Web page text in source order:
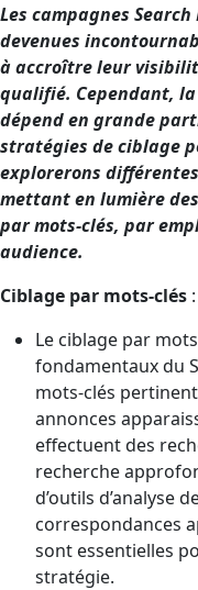
Les campagnes
devenues
à accroître leur
qualifié. Cependant, la
dépend en grande
stratégies de ciblage
explorerons
mettant en lumière
par mots-clés, par
audience.
Ciblage par mots-clés :
Le ciblage par
fondamentaux du
mots-clés
annonces
effectuent des
recherche
d’outils d’analyse
correspondances
sont essentielles
stratégie.